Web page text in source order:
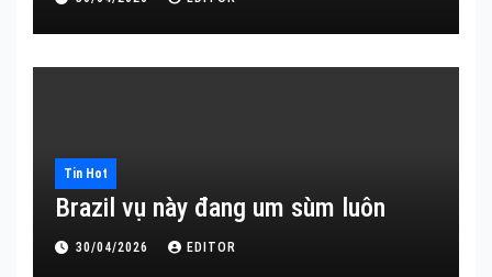
Tin Hot
Brazil vụ này đang um sùm luôn
30/04/2026 EDITOR